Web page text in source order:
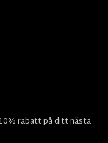
rabatt på ditt nästa